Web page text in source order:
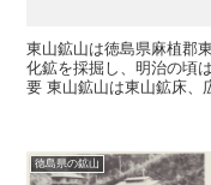
東山鉱山は徳島県麻植郡
化鉱を採掘し、明治の頃は金も
要 東山鉱山は東山鉱床、
徳島県の鉱山